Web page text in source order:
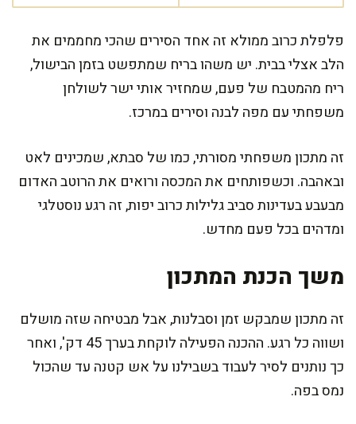
פלפלת כרוב ממולא זה אחד הסירים שהכי מחממים את
הלב אצלי בבית. יש משהו בריח שמתפשט בזמן הבישול,
ריח מהמטבח של פעם, שמחזיר אותי ישר לשולחן
משפחתי עם מפה לבנה וסירים במרכז.
זה מתכון משפחתי מסורתי, כמו של סבתא, שמכינים לאט
ובאהבה. וכשפותחים את המכסה ורואים את הרוטב האדום
מבעבע בעדינות סביב גלילות כרוב יפות, זה רגע נוסטלגי
ומדהים בכל פעם מחדש.
משך הכנת המתכון
זה מתכון שמבקש זמן וסבלנות, אבל מבטיחה שזה מושלם
ושווה כל רגע. ההכנה הפעילה לוקחת בערך 45 דק', ואחר
כך נותנים לסיר לעבוד בשבילנו על אש קטנה עד שהכול
נמס בפה.